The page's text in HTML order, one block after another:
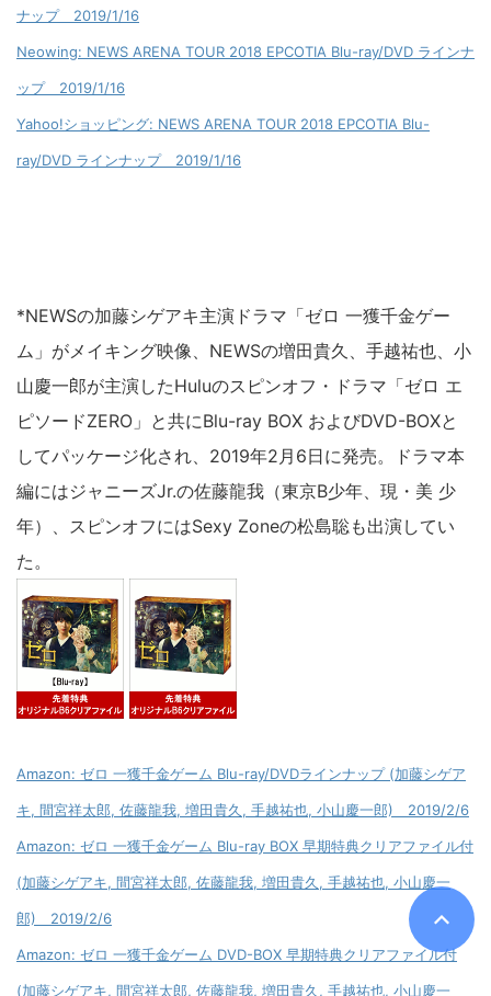
ナップ 2019/1/16
Neowing: NEWS ARENA TOUR 2018 EPCOTIA Blu-ray/DVD ラインナ
ップ 2019/1/16
Yahoo!ショッピング: NEWS ARENA TOUR 2018 EPCOTIA Blu-
ray/DVD ラインナップ 2019/1/16
*NEWSの加藤シゲアキ主演ドラマ「ゼロ 一獲千金ゲー
ム」がメイキング映像、NEWSの増田貴久、手越祐也、小
山慶一郎が主演したHuluのスピンオフ・ドラマ「ゼロ エ
ピソードZERO」と共にBlu-ray BOX およびDVD-BOXと
してパッケージ化され、2019年2月6日に発売。ドラマ本
編にはジャニーズJr.の佐藤龍我（東京B少年、現・美 少
年）、スピンオフにはSexy Zoneの松島聡も出演してい
た。
Amazon: ゼロ 一獲千金ゲーム Blu-ray/DVDラインナップ (加藤シゲア
キ, 間宮祥太郎, 佐藤龍我, 増田貴久, 手越祐也, 小山慶一郎) 2019/2/6
Amazon: ゼロ 一獲千金ゲーム Blu-ray BOX 早期特典クリアファイル付
(加藤シゲアキ, 間宮祥太郎, 佐藤龍我, 増田貴久, 手越祐也, 小山慶一
郎) 2019/2/6
Amazon: ゼロ 一獲千金ゲーム DVD-BOX 早期特典クリアファイル付
(加藤シゲアキ, 間宮祥太郎, 佐藤龍我, 増田貴久, 手越祐也, 小山慶一